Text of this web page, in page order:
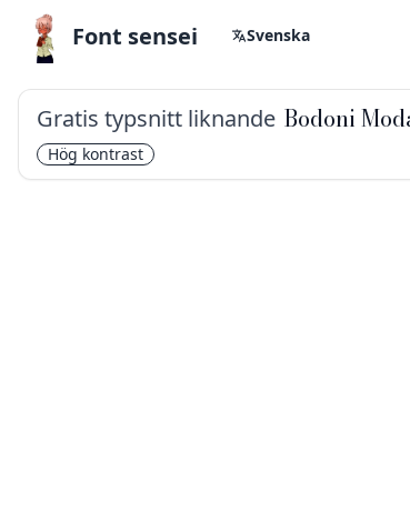
Font sensei Svenska
Gratis typsnitt liknande Bodoni
Hög kontrast